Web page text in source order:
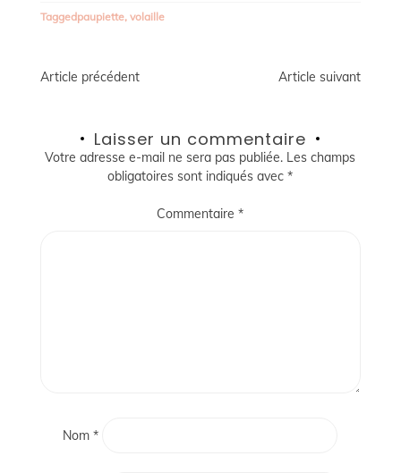
Taggedpaupiette, volaille
Navigation
l’article
Article précédent Article suivant
Laisser un commentaire
Votre adresse e-mail ne sera pas publiée. Les champs
obligatoires sont indiqués avec*
Commentaire*
Nom*